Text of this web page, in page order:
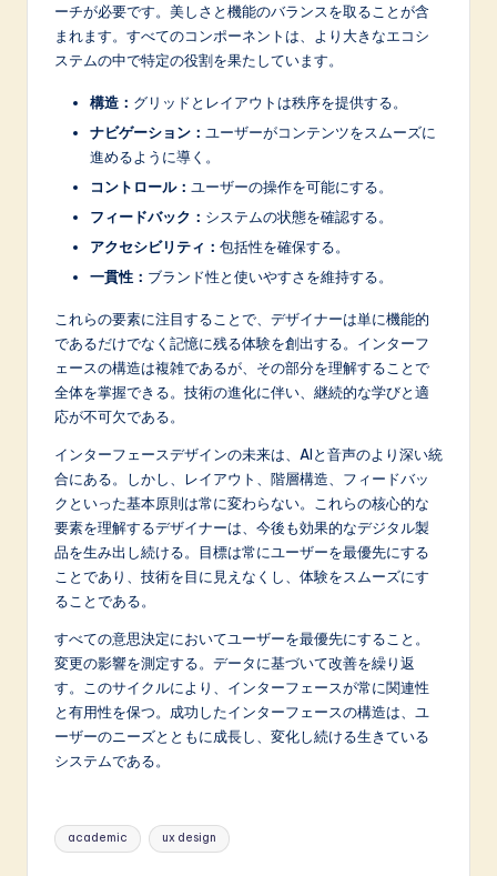
ーチが必要です。美しさと機能のバランスを取ることが含
まれます。すべてのコンポーネントは、より大きなエコシ
ステムの中で特定の役割を果たしています。
構造： グリッドとレイアウトは秩序を提供する。
ナビゲーション： ユーザーがコンテンツをスムーズに
進めるように導く。
コントロール： ユーザーの操作を可能にする。
フィードバック： システムの状態を確認する。
アクセシビリティ： 包括性を確保する。
一貫性： ブランド性と使いやすさを維持する。
これらの要素に注目することで、デザイナーは単に機能的
であるだけでなく記憶に残る体験を創出する。インターフ
ェースの構造は複雑であるが、その部分を理解することで
全体を掌握できる。技術の進化に伴い、継続的な学びと適
応が不可欠である。
インターフェースデザインの未来は、AIと音声のより深い統
合にある。しかし、レイアウト、階層構造、フィードバッ
クといった基本原則は常に変わらない。これらの核心的な
要素を理解するデザイナーは、今後も効果的なデジタル製
品を生み出し続ける。目標は常にユーザーを最優先にする
ことであり、技術を目に見えなくし、体験をスムーズにす
ることである。
すべての意思決定においてユーザーを最優先にすること。
変更の影響を測定する。データに基づいて改善を繰り返
す。このサイクルにより、インターフェースが常に関連性
と有用性を保つ。成功したインターフェースの構造は、ユ
ーザーのニーズとともに成長し、変化し続ける生きている
システムである。
Tags:
academic ux design